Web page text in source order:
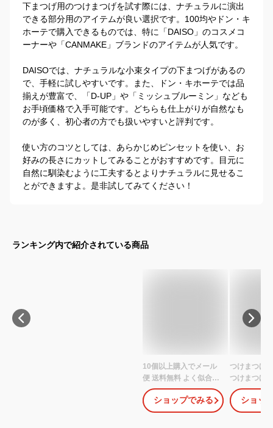
下まつげ用のつけまつげを試す際には、ナチュラルに演出
できる部分用のアイテムが良い選択です。100均やドン・キ
ホーテで購入できるものでは、特に「DAISO」のコスメコ
ーナーや「CANMAKE」ブランドのアイテムが人気です。
DAISOでは、ナチュラルな小束タイプの下まつげがあるの
で、手軽に試しやすいです。また、ドン・キホーテでは品
揃えが豊富で、「D-UP」や「ミッシュブルーミン」なども
お手頃価格で入手可能です。どちらも仕上がりが自然なも
のが多く、初心者の方でも扱いやすいと評判です。
使い方のコツとしては、あらかじめピンセットを使い、お
好みの長さにカットしてみることがおすすめです。目元に
自然に馴染むように工夫するとよりナチュラルに見せるこ
とができますよ。是非試してみてください！
ランキング内で紹介されている商品
10個以上購入でメール
便 送料無料 よく似合う
つけまつ毛 8種 ビューテ
ィーネイラー 【メール
便11個OK】NES つけま
ショップでみる
つけまつげ
つけまつげ
アイラッシ
クステ 束 長
ミリMIX 5
ショッ